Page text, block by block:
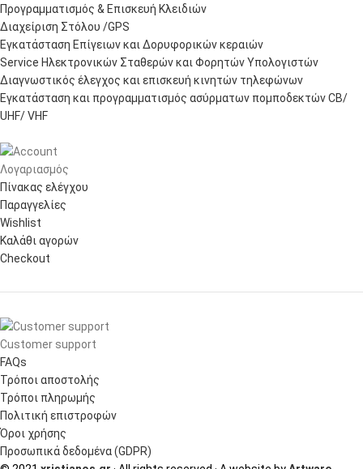
Προγραμματισμός & Επισκευή Κλειδιών
Διαχείριση Στόλου /GPS
Εγκατάσταση Επίγειων και Δορυφορικών κεραιών
Service Ηλεκτρονικών Σταθερών και Φορητών Υπολογιστών
Διαγνωστικός έλεγχος και επισκευή κινητών τηλεφώνων
Εγκατάσταση και προγραμματισμός ασύρματων πομποδεκτών CB/
UHF/ VHF
Λογαριασμός
Πίνακας ελέγχου
Παραγγελίες
Wishlist
Καλάθι αγορών
Checkout
Customer support
FAQs
Τρόποι αποστολής
Τρόποι πληρωμής
Πολιτική επιστροφών
Όροι χρήσης
Προσωπικά δεδομένα (GDPR)